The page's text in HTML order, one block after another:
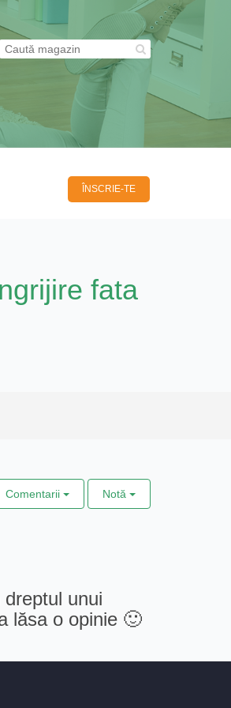
ÎNSCRIE-TE
fata
Comentarii Notă
unui
lăsa o opinie 🙂